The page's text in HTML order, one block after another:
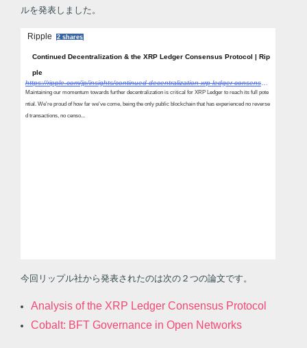
ルを発表しました。
Ripple 2 shares
Continued Decentralization & the XRP Ledger Consensus Protocol | Rip
ple
Maintaining our momentum towards further decentralization is critical for XRP Ledger to reach its full pote
ntial. We're proud of how far we've come, being the only public blockchain that has experienced no reverse
d transactions, no censo...
今回リップル社から発表されたのは次の２つの論文です。
Analysis of the XRP Ledger Consensus Protocol
Cobalt: BFT Governance in Open Networks